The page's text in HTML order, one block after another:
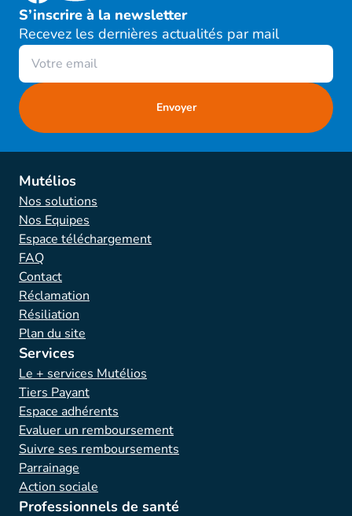
S’inscrire à la newsletter
Recevez les dernières actualités par mail
Mutélios
Nos solutions
Nos Equipes
Espace téléchargement
FAQ
Contact
Réclamation
Résiliation
Plan du site
Services
Le + services Mutélios
Tiers Payant
Espace adhérents
Evaluer un remboursement
Suivre ses remboursements
Parrainage
Action sociale
Professionnels de santé